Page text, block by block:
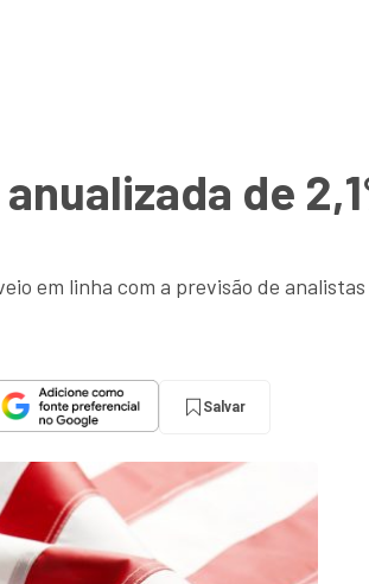
de
em linha com a previsão de
Salvar